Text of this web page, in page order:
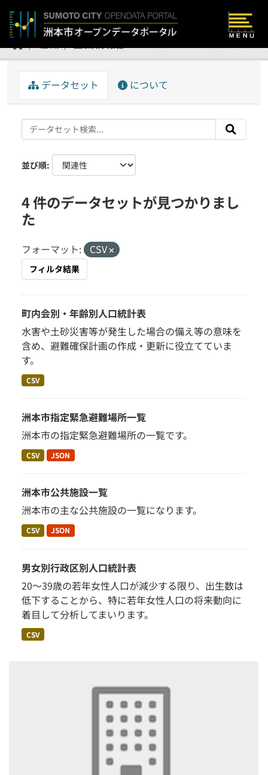
データセット について
並び順
4 件のデータセットが見つかりまし
た
フォーマット: CSV
フィルタ結果
町内会別・年齢別人口統計表
水害や土砂災害等が発生した場合の備え等の意味を
含め、避難確保計画の作成・更新に役立てていま
す。
CSV
洲本市指定緊急避難場所一覧
洲本市の指定緊急避難場所の一覧です。
CSV JSON
洲本市公共施設一覧
洲本市の主な公共施設の一覧になります。
CSV JSON
男女別行政区別人口統計表
20～39歳の若年女性人口が減少する限り、出生数は
低下することから、特に若年女性人口の将来動向に
着目して分析してまいります。
CSV